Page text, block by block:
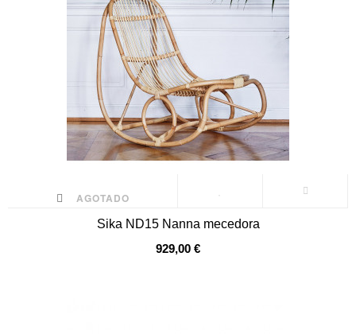
AGOTADO
Sika ND15 Nanna mecedora
929,00 €